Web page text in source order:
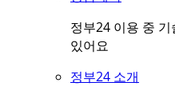
정부24 이용 중
있어요
정부24 소개